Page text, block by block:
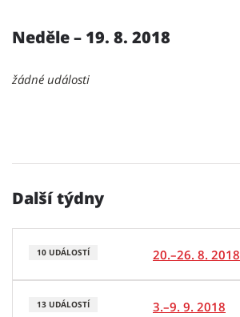
Neděle – 19. 8. 2018
žádné události
Další týdny
10 UDÁLOSTÍ 20.–26. 8. 2018
13 UDÁLOSTÍ 3.–9. 9. 2018